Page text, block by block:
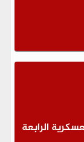
الرابعة